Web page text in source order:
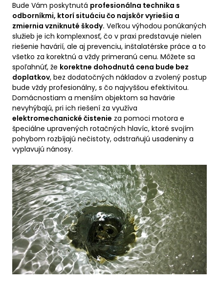
Bude Vám poskytnutá profesionálna technika s
odborníkmi, ktorí situáciu čo najskôr vyriešia a
zmiernia vzniknuté škody. Veľkou výhodou ponúkaných
služieb je ich komplexnosť, čo v praxi predstavuje nielen
riešenie havárií, ale aj prevenciu, inštalatérske práce a to
všetko za korektnú a vždy primeranú cenu. Môžete sa
spoľahnúť, že korektne dohodnutá cena bude bez
doplatkov, bez dodatočných nákladov a zvolený postup
bude vždy profesionálny, s čo najvyššou efektivitou.
Domácnostiam a menším objektom sa havárie
nevyhýbajú, pri ich riešení za využíva
elektromechanické čistenie za pomoci motora e
špeciálne upravených rotačných hlavíc, ktoré svojím
pohybom rozbíjajú nečistoty, odstraňujú usadeniny a
vyplavujú nánosy.